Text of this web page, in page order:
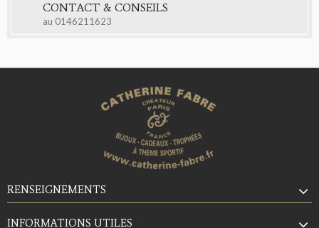
CONTACT & CONSEILS
au 0146211623
RENSEIGNEMENTS
INFORMATIONS UTILES